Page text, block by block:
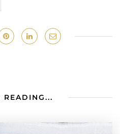
READING...